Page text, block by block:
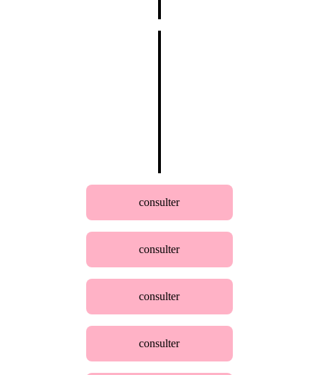
consulter
consulter
consulter
consulter